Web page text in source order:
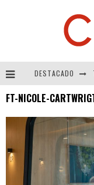
DESTACADO
FT-NICOLE-